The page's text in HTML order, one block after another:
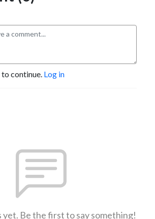
to continue. Log in
yet. Be the first to say something!